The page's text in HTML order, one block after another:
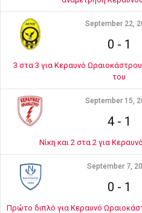
September 22,
0 - 1
3 στα 3 για Κεραυνό
του
September 15,
4- 1
Νίκη και 2 στα 2 για
September 7,
0 - 1
Πρώτο διπλό για Κεραυνό